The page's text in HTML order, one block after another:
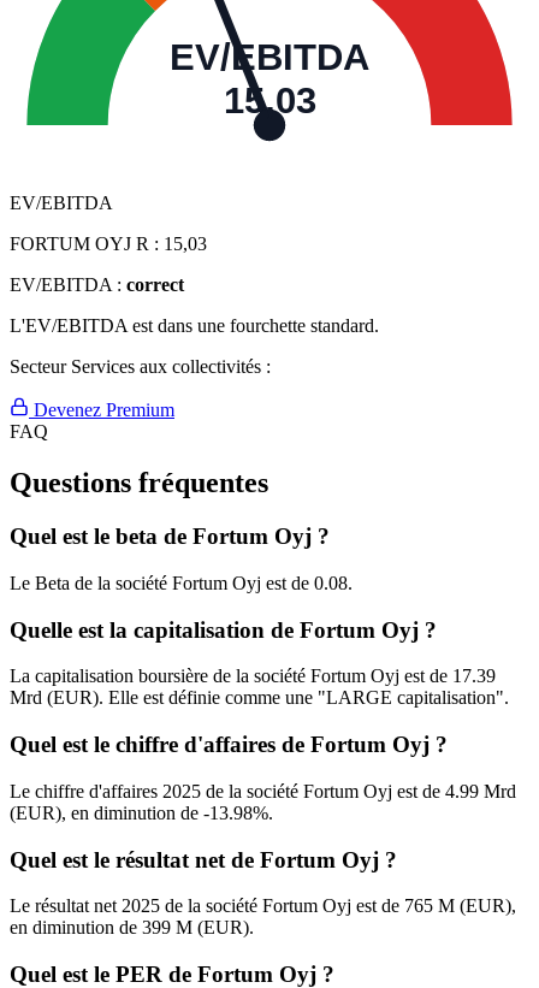
EV/EBITDA
15,03
EV/EBITDA
FORTUM OYJ R : 15,03
EV/EBITDA : correct
L'EV/EBITDA est dans une fourchette standard.
Secteur Services aux collectivités :
Devenez Premium
FAQ
Questions fréquentes
Quel est le beta de Fortum Oyj ?
Le Beta de la société Fortum Oyj est de 0.08.
Quelle est la capitalisation de Fortum Oyj ?
La capitalisation boursière de la société Fortum Oyj est de 17.39
Mrd (EUR). Elle est définie comme une "LARGE capitalisation".
Quel est le chiffre d'affaires de Fortum Oyj ?
Le chiffre d'affaires 2025 de la société Fortum Oyj est de 4.99 Mrd
(EUR), en diminution de -13.98%.
Quel est le résultat net de Fortum Oyj ?
Le résultat net 2025 de la société Fortum Oyj est de 765 M (EUR),
en diminution de 399 M (EUR).
Quel est le PER de Fortum Oyj ?